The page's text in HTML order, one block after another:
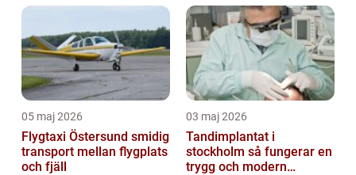
05 maj 2026
Flygtaxi Östersund smidig
transport mellan flygplats
och fjäll
03 maj 2026
Tandimplantat i
stockholm så fungerar en
trygg och modern